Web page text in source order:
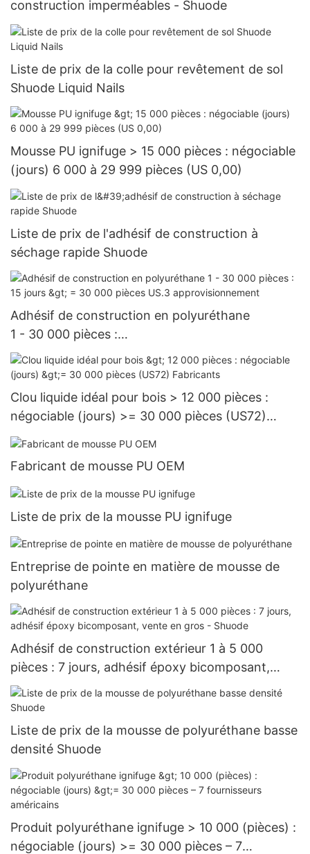
construction imperméables - Shuode
Liste de prix de la colle pour revêtement de sol
Shuode Liquid Nails
Mousse PU ignifuge > 15 000 pièces : négociable
(jours) 6 000 à 29 999 pièces (US 0,00)
Liste de prix de l'adhésif de construction à
séchage rapide Shuode
Adhésif de construction en polyuréthane
1 - 30 000 pièces :
15 jours > = 30 000 pièces US.3 approvisionnem
ent
Clou liquide idéal pour bois > 12 000 pièces :
négociable (jours) >= 30 000 pièces (US72)
Fabricants
Fabricant de mousse PU OEM
Liste de prix de la mousse PU ignifuge
Entreprise de pointe en matière de mousse de
polyuréthane
Adhésif de construction extérieur 1 à 5 000
pièces : 7 jours, adhésif époxy bicomposant,
vente en gros - Shuode
Liste de prix de la mousse de polyuréthane basse
densité Shuode
Produit polyuréthane ignifuge > 10 000 (pièces) :
négociable (jours) >= 30 000 pièces – 7